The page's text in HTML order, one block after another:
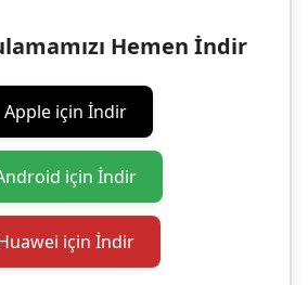
Hemen İndir
Apple için İndir
için İndir
için İndir